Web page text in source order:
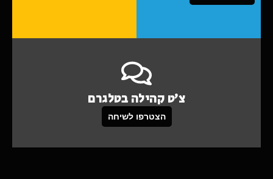
צ'ט קהילה בטלגרם
הצטרפו לשיחה